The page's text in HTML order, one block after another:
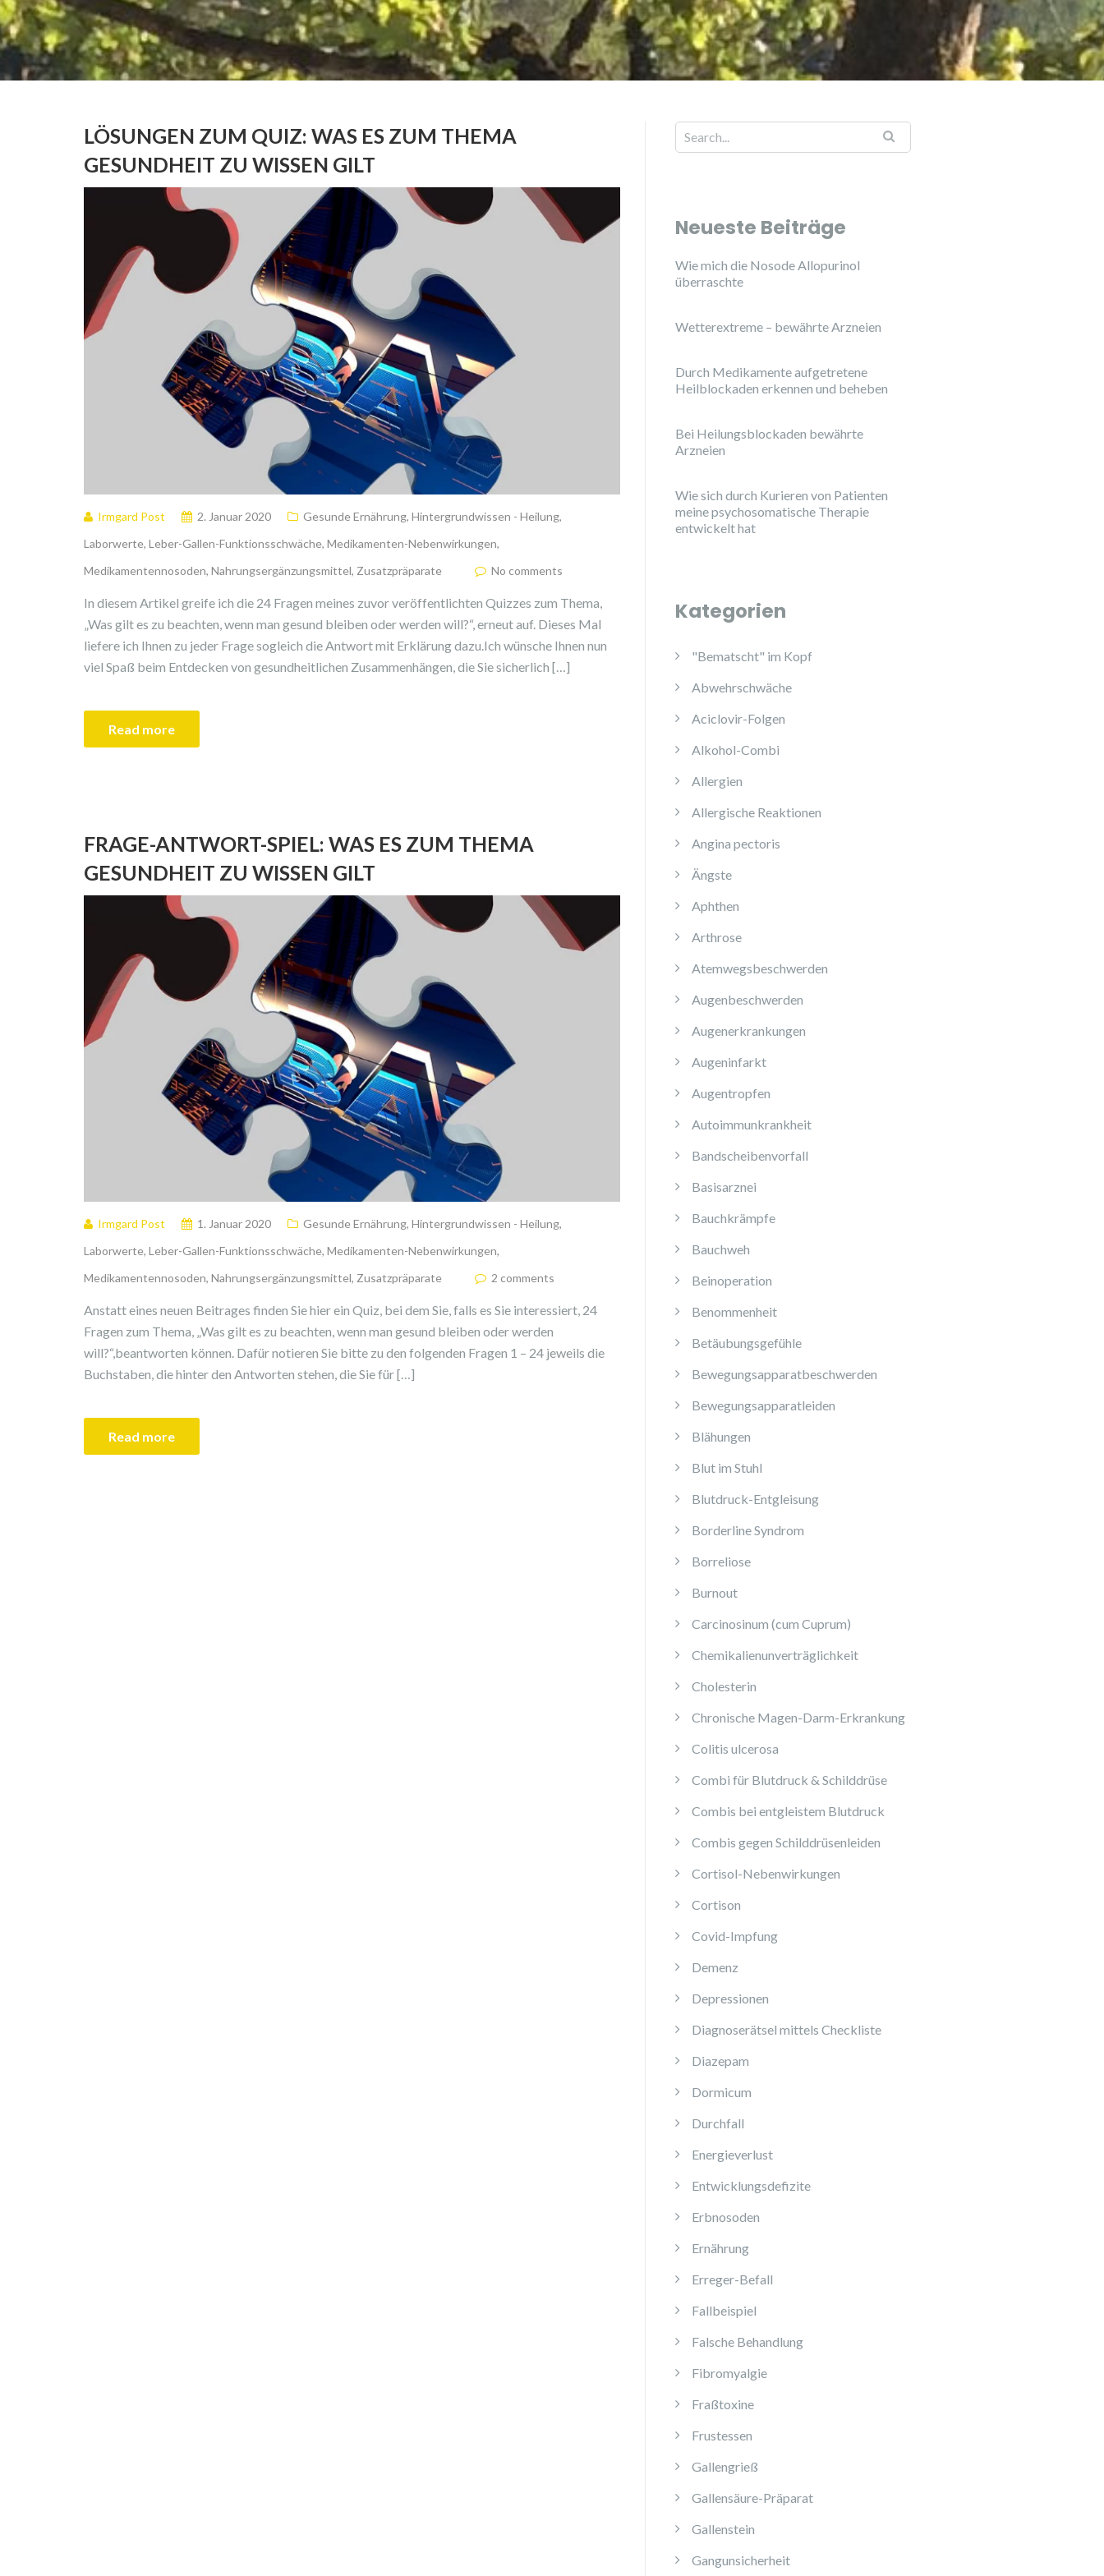
LÖSUNGEN ZUM QUIZ: WAS ES ZUM THEMA
GESUNDHEIT ZU WISSEN GILT
Irmgard Post 2. Januar 2020 Gesunde Ernährung, Hintergrundwissen - Heilung,
Laborwerte, Leber-Gallen-Funktionsschwäche, Medikamenten-Nebenwirkungen,
Medikamentennosoden, Nahrungsergänzungsmittel, Zusatzpräparate No comments
In diesem Artikel greife ich die 24 Fragen meines zuvor veröffentlichten Quizzes zum Thema,
„Was gilt es zu beachten, wenn man gesund bleiben oder werden will?“, erneut auf. Dieses Mal
liefere ich Ihnen zu jeder Frage sogleich die Antwort mit Erklärung dazu.Ich wünsche Ihnen nun
viel Spaß beim Entdecken von gesundheitlichen Zusammenhängen, die Sie sicherlich […]
Read more
FRAGE-ANTWORT-SPIEL: WAS ES ZUM THEMA
GESUNDHEIT ZU WISSEN GILT
Irmgard Post 1. Januar 2020 Gesunde Ernährung, Hintergrundwissen - Heilung,
Laborwerte, Leber-Gallen-Funktionsschwäche, Medikamenten-Nebenwirkungen,
Medikamentennosoden, Nahrungsergänzungsmittel, Zusatzpräparate 2 comments
Anstatt eines neuen Beitrages finden Sie hier ein Quiz, bei dem Sie, falls es Sie interessiert, 24
Fragen zum Thema, „Was gilt es zu beachten, wenn man gesund bleiben oder werden
will?“,beantworten können. Dafür notieren Sie bitte zu den folgenden Fragen 1 – 24 jeweils die
Buchstaben, die hinter den Antworten stehen, die Sie für […]
Read more
Search for:
Neueste Beiträge
Wie mich die Nosode Allopurinol
überraschte
Wetterextreme – bewährte Arzneien
Durch Medikamente aufgetretene
Heilblockaden erkennen und beheben
Bei Heilungsblockaden bewährte
Arzneien
Wie sich durch Kurieren von Patienten
meine psychosomatische Therapie
entwickelt hat
Kategorien
"Bematscht" im Kopf
Abwehrschwäche
Aciclovir-Folgen
Alkohol-Combi
Allergien
Allergische Reaktionen
Angina pectoris
Ängste
Aphthen
Arthrose
Atemwegsbeschwerden
Augenbeschwerden
Augenerkrankungen
Augeninfarkt
Augentropfen
Autoimmunkrankheit
Bandscheibenvorfall
Basisarznei
Bauchkrämpfe
Bauchweh
Beinoperation
Benommenheit
Betäubungsgefühle
Bewegungsapparatbeschwerden
Bewegungsapparatleiden
Blähungen
Blut im Stuhl
Blutdruck-Entgleisung
Borderline Syndrom
Borreliose
Burnout
Carcinosinum (cum Cuprum)
Chemikalienunverträglichkeit
Cholesterin
Chronische Magen-Darm-Erkrankung
Colitis ulcerosa
Combi für Blutdruck & Schilddrüse
Combis bei entgleistem Blutdruck
Combis gegen Schilddrüsenleiden
Cortisol-Nebenwirkungen
Cortison
Covid-Impfung
Demenz
Depressionen
Diagnoserätsel mittels Checkliste
Diazepam
Dormicum
Durchfall
Energieverlust
Entwicklungsdefizite
Erbnosoden
Ernährung
Erreger-Befall
Fallbeispiel
Falsche Behandlung
Fibromyalgie
Fraßtoxine
Frustessen
Gallengrieß
Gallensäure-Präparat
Gallenstein
Gangunsicherheit